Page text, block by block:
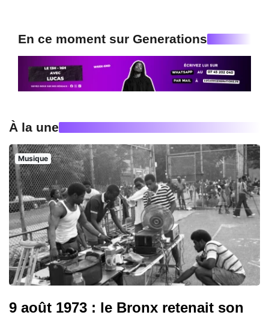
En ce moment sur Generations
À la une
Musique
9 août 1973 : le Bronx retenait son